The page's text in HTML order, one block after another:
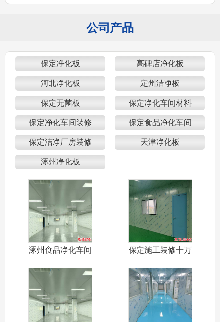
公司产品
保定净化板 高碑店净化板
河北净化板 定州洁净板
保定无菌板 保定净化车间材料
保定净化车间装修 保定食品净化车间
保定洁净厂房装修 天津净化板
涿州净化板
涿州食品净化车间
保定施工装修十万